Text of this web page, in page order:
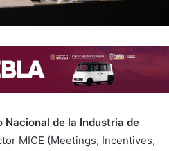
Nacional de la Industria de
MICE (Meetings, Incentives,